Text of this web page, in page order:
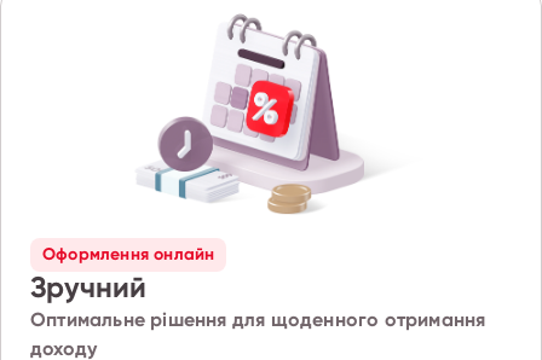
Оформлення онлайн
Зручний
Оптимальне рішення для щоденного отримання
доходу